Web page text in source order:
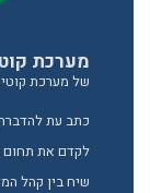
מערכת
של מערכת
כתב עת
לקדם את תחום
שיח בין קהל